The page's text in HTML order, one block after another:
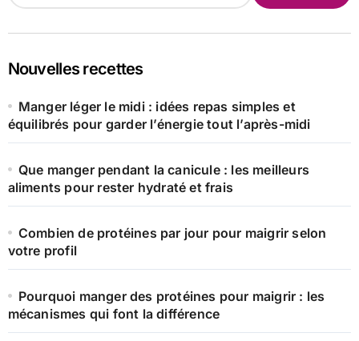
Nouvelles recettes
Manger léger le midi : idées repas simples et
équilibrés pour garder l’énergie tout l’après-midi
Que manger pendant la canicule : les meilleurs
aliments pour rester hydraté et frais
Combien de protéines par jour pour maigrir selon
votre profil
Pourquoi manger des protéines pour maigrir : les
mécanismes qui font la différence